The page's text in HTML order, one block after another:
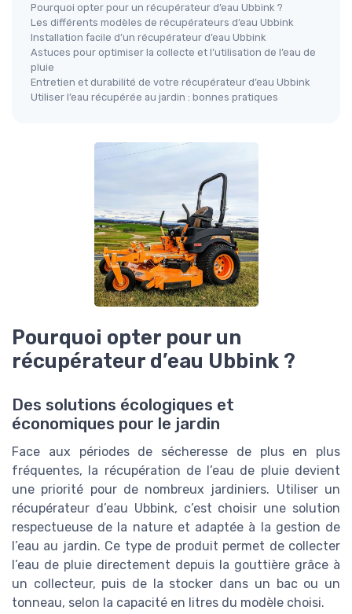
Pourquoi opter pour un récupérateur d’eau Ubbink ?
Les différents modèles de récupérateurs d’eau Ubbink
Installation facile d’un récupérateur d’eau Ubbink
Astuces pour optimiser la collecte et l’utilisation de l’eau de
pluie
Entretien et durabilité de votre récupérateur d’eau Ubbink
Utiliser l’eau récupérée au jardin : bonnes pratiques
Pourquoi opter pour un
récupérateur d’eau Ubbink ?
Des solutions écologiques et
économiques pour le jardin
Face aux périodes de sécheresse de plus en plus
fréquentes, la récupération de l’eau de pluie devient
une priorité pour de nombreux jardiniers. Utiliser un
récupérateur d’eau Ubbink, c’est choisir une solution
respectueuse de la nature et adaptée à la gestion de
l’eau au jardin. Ce type de produit permet de collecter
l’eau de pluie directement depuis la gouttière grâce à
un collecteur, puis de la stocker dans un bac ou un
tonneau, selon la capacité en litres du modèle choisi.